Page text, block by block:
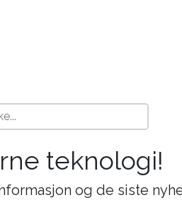
teknologi!
og de siste